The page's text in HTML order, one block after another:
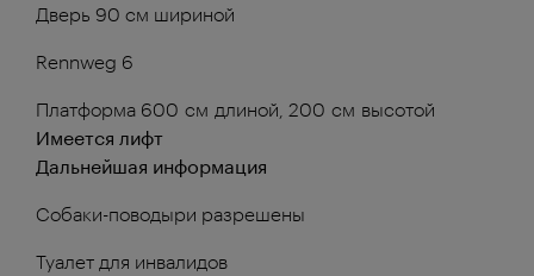
Дверь 90 см шириной
Rennweg 6
Платформа 600 см длиной, 200 см высотой
Имеется лифт
Дальнейшая информация
Собаки-поводыри разрешены
Туалет для инвалидов